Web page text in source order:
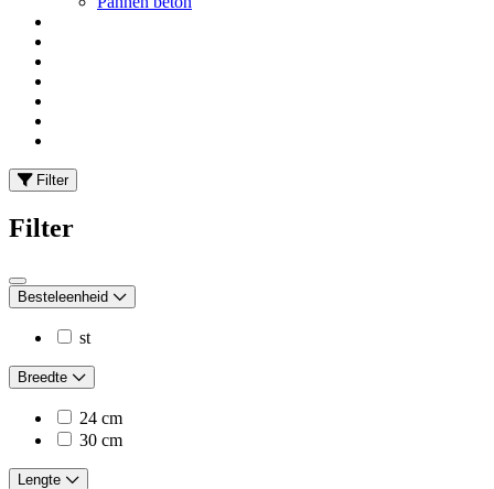
Filter
Filter
Besteleenheid
st
Breedte
24 cm
30 cm
Lengte